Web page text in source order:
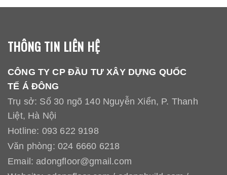
THÔNG TIN LIÊN HỆ
CÔNG TY CP ĐẦU TƯ XÂY DỰNG QUỐC
TẾ Á ĐÔNG
Trụ sở: Số 30 ngõ 140 Nguyễn Xiển, P. Thanh
Liệt, Hà Nội
Hotline: 093 622 9198
Văn phòng: 024 6660 6218
Email: adongfloor@gmail.com